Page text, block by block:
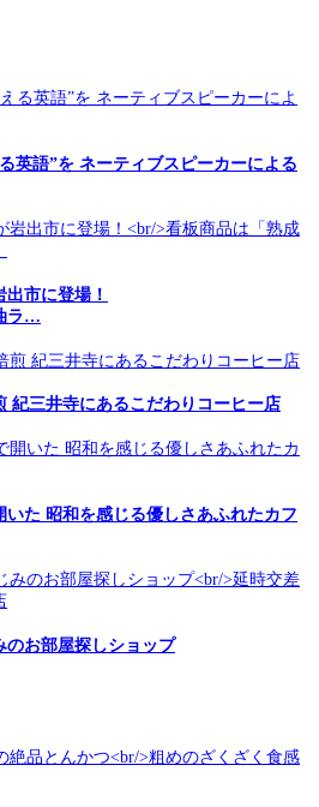
英語”を ネーティブスピーカーによる
出市に登場！
ラ…
紀三井寺にあるこだわりコーヒー店
いた 昭和を感じる優しさあふれたカフ
のお部屋探しショップ